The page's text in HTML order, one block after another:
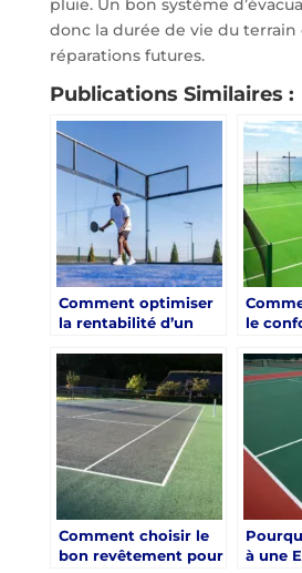
pluie. Un bon système
donc la durée de vie du
réparations futures.
Publications Similaires :
Comment optimiser
la rentabilité d’un
entreprise de
construction de
terrain de padel ?
le
gazon
Comment choisir le
bon revêtement pour
à une